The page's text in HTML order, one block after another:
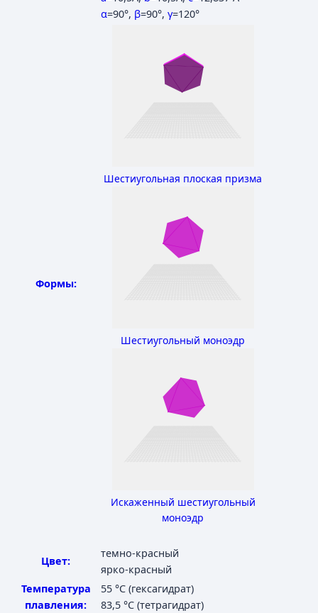
α=90°, β=90°, γ=120°
Формы:
Шестиугольная плоская призма
Шестиугольный моноэдр
Искаженный шестиугольный
моноэдр
Цвет:
темно-красный
ярко-красный
Температура
плавления:
55 °C (гексагидрат)
83,5 °C (тетрагидрат)